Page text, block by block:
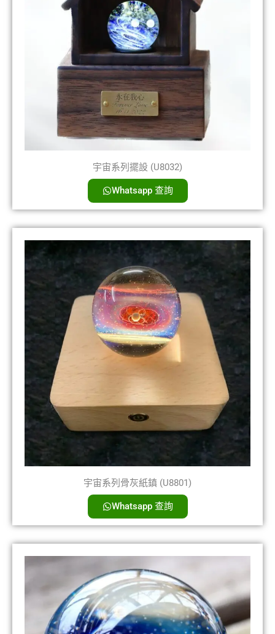
宇宙系列擺設 (U8032)
Whatsapp 查詢
宇宙系列骨灰紙鎮 (U8801)
Whatsapp 查詢